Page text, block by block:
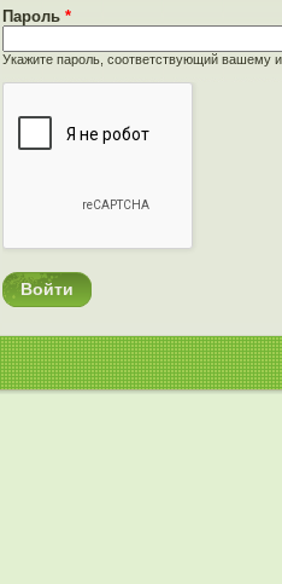
Пароль *
Укажите пароль, соответствующий вашему